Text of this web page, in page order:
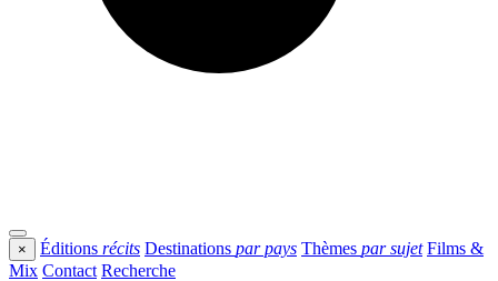
× Éditions récits Destinations par pays Thèmes par sujet Films &
Mix Contact Recherche